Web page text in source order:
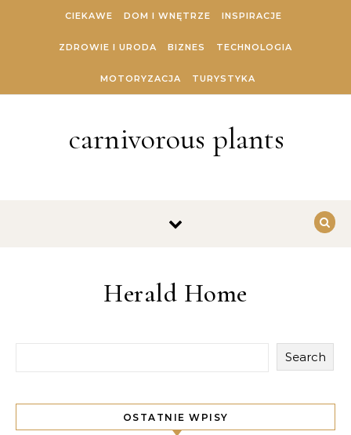
CIEKAWE DOM I WNĘTRZE INSPIRACJE
ZDROWIE I URODA BIZNES TECHNOLOGIA
MOTORYZACJA TURYSTYKA
carnivorous plants
Herald Home
Search
OSTATNIE WPISY